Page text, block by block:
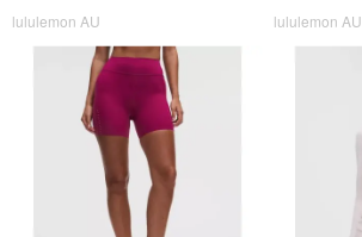
lululemon AU lululemon AU